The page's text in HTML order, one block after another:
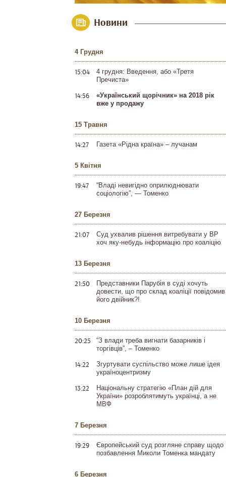
Новини
4 Грудня
15:04
4 грудня: Введення, або «Третя
Пречиста»
14:56
«Український щорічник» на 2018 рік
вже у продажу
15 Травня
14:27 Газета «Рідна країна» – лучанам
5 Квітня
19:47
“Владі невигідно оприлюднювати
соціологію”, — Томенко
27 Березня
21:07
Суд ухвалив рішення витребувати у ВР
хоч яку-небудь інформацію про коаліцію
13 Березня
21:50
Представники Парубія в суді хочуть
довести, що про склад коаліції повідомив
його двійник?!
10 Березня
20:25
“З влади треба вигнати базарників і
торгівців”, – Томенко
14:22
Згуртувати суспільство може лише ідея
україноцентризму
13:22
Національну стратегію «План дій для
України» розроблятимуть українці, а не
МВФ
7 Березня
19:29
Європейський суд розгляне справу щодо
позбавлення Миколи Томенка мандату
6 Березня